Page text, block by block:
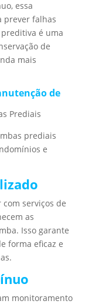
essa
prever falhas
é uma
de
mais
de
Prediais
prediais
e
serviços de
as
Isso garante
forma eficaz e
monitoramento